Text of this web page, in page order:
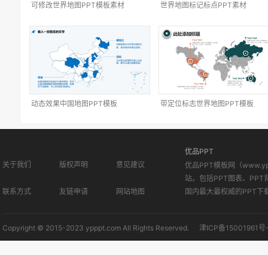
可修改世界地图PPT模板素材 世界地图标记标点PPT素材
动态效果中国地图PPT模板 带定位标志世界地图PPT模板
关于我们 版权声明 意见建议
联系方式 友链申请 网站地图
优品PPT
优品PPT模板网（
站。包括PPT图表、PPT
国内最大最权威的PPT下
Copyright © 2015-2023 ypppt.com All Rights Reserved. 津ICP备15001961号